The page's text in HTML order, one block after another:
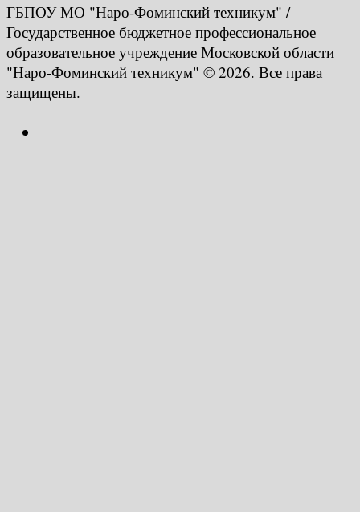
ГБПОУ МО "Наро-Фоминский техникум" /
Государственное бюджетное профессиональное
образовательное учреждение Московской области
"Наро-Фоминский техникум" © 2026. Все права
защищены.